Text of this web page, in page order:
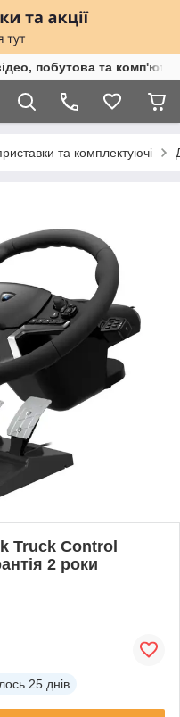
побутова та
та комплектуючі
Truck Control
2 роки
25 днів